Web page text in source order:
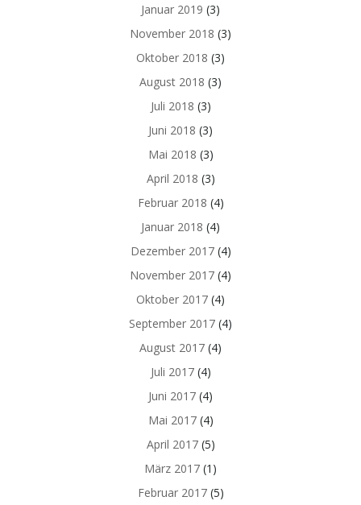
Januar 2019 (3)
November 2018 (3)
Oktober 2018 (3)
August 2018 (3)
Juli 2018 (3)
Juni 2018 (3)
Mai 2018 (3)
April 2018 (3)
Februar 2018 (4)
Januar 2018 (4)
Dezember 2017(4)
November 2017 (4)
Oktober 2017 (4)
September 2017 (4)
August 2017 (4)
Juli 2017(4)
Juni 2017 (4)
Mai 2017(4)
April 2017(5)
März 2017 (1)
Februar 2017(5)